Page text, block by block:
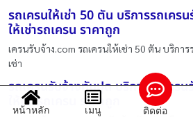
รถเครนให้เช่า 50 ตัน บริการรถเครน
ให้เช่ารถเครน ราคาถูก
เครนรับจ้าง.com รถเครนให้เช่า 50 ตัน บริกา
เช่า
รถเครนรับจ้างทับปุด บริการรถเครน
ให้เช่ารถเครน ราคาถูก
หน้าหลัก เมนู ติดต่อ